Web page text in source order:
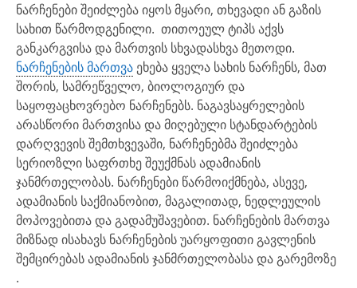
ნარჩენები შეიძლება იყოს მყარი, თხევადი ან გაზის
სახით წარმოდგენილი. თითოეულ ტიპს აქვს
განკარგვისა და მართვის სხვადასხვა მეთოდი.
ნარჩენების მართვა ეხება ყველა სახის ნარჩენს, მათ
შორის, სამრეწველო, ბიოლოგიურ და
საყოფაცხოვრებო ნარჩენებს. ნაგავსაყრელების
არასწორი მართვისა და მიღებული სტანდარტების
დარღვევის შემთხვევაში, ნარჩენებმა შეიძლება
სერიოზლი საფრთხე შეუქმნას ადამიანის
ჯანმრთელობას. ნარჩენები წარმოიქმნება, ასევე,
ადამიანის საქმიანობით, მაგალითად, ნედლეულის
მოპოვებითა და გადამუშავებით. ნარჩენების მართვა
მიზნად ისახავს ნარჩენების უარყოფითი გავლენის
შემცირებას ადამიანის ჯანმრთელობასა და გარემოზე
.